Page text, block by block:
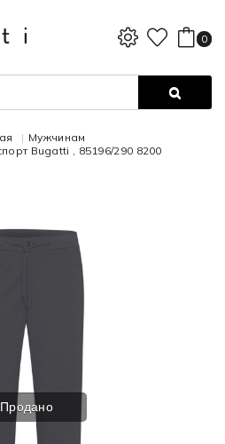
0
Мужчинам
Bugatti , 85196/290 8200
Продано